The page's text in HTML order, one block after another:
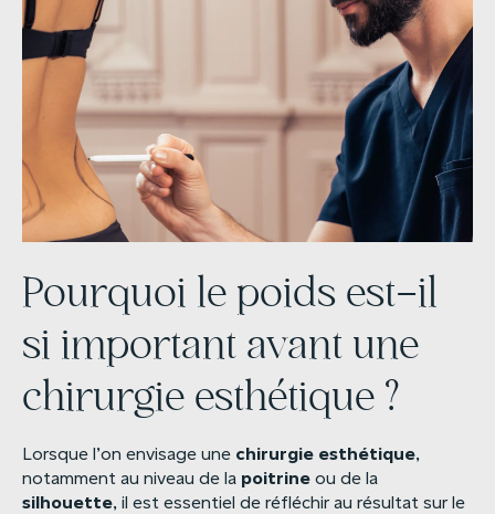
Pourquoi le poids est-il
si important avant une
chirurgie esthétique ?
Lorsque l’on envisage une chirurgie esthétique,
notamment au niveau de la poitrine ou de la
silhouette, il est essentiel de réfléchir au résultat sur le